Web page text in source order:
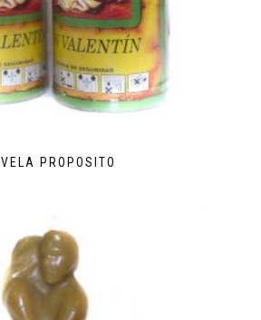
VELA PROPOSITO